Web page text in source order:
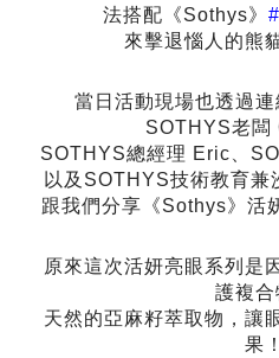
法搭配《Sothys》 #
來擊退惱人的熊
當日活動現場也透過
SOTHYS老闆
SOTHYS總經理 Eric
以及 SOTHYS技術教育兼
跟我們分享《Sothys》活
原來這次活妍亮眼系列是
護複合
天然的亞麻籽萃取物，讓
果！